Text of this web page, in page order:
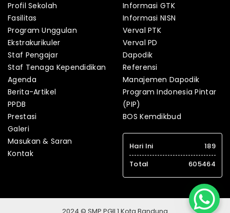
Profil Sekolah
Fasilitas
Program Unggulan
Ekstrakurikuler
Staf Pengajar
Staf Tenaga Kependidikan
Agenda
Berita-Artikel
PPDB
Prestasi
Galeri
Masukan & Saran
Kontak
Informasi GTK
Informasi NISN
Verval PTK
Verval PD
Dapodik
Referensi
Manajemen Dapodik
Program Indonesia Pintar
(PIP)
BOS Kemdikbud
Hari Ini
189
Total
605464